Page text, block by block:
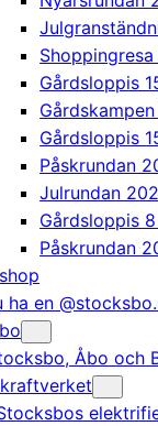
Gårdsloppis
Gårdsloppis
Påskrundan
Julrundan
Gårdsloppis
Påskrundan
ha en
Åbo och